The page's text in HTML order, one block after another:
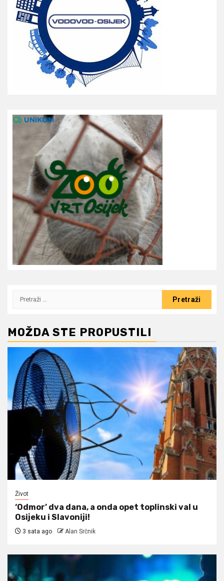
Pretraži:
MOŽDA STE PROPUSTILI
Život
‘Odmor’ dva dana, a onda opet toplinski val u
Osijeku i Slavoniji!
3 sata ago Alan Srčnik